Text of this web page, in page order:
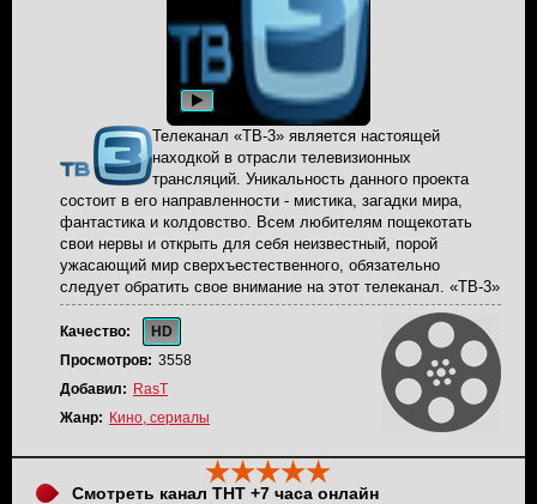
Телеканал «ТВ-3» является настоящей
находкой в отрасли телевизионных
трансляций. Уникальность данного проекта
состоит в его направленности - мистика, загадки мира,
фантастика и колдовство. Всем любителям пощекотать
свои нервы и открыть для себя неизвестный, порой
ужасающий мир сверхъестественного, обязательно
следует обратить свое внимание на этот телеканал. «ТВ-3»
появился сравнительно недавно и считается еще молодым
детищем холдинга «ПрофМедиа ТВ». Транслируясь на
просторах нашей большой родины с 2006 года, он
постоянно завоевывает все большую армию поклонников.
Высоким рейтингам некоторых передач канала могут
позавидовать акулы телевизионного вещания.
Качество:
HD
Просмотров: 3558
Добавил: RasT
Жанр: Кино, сериалы
Смотреть канал ТНТ +7 часа онлайн